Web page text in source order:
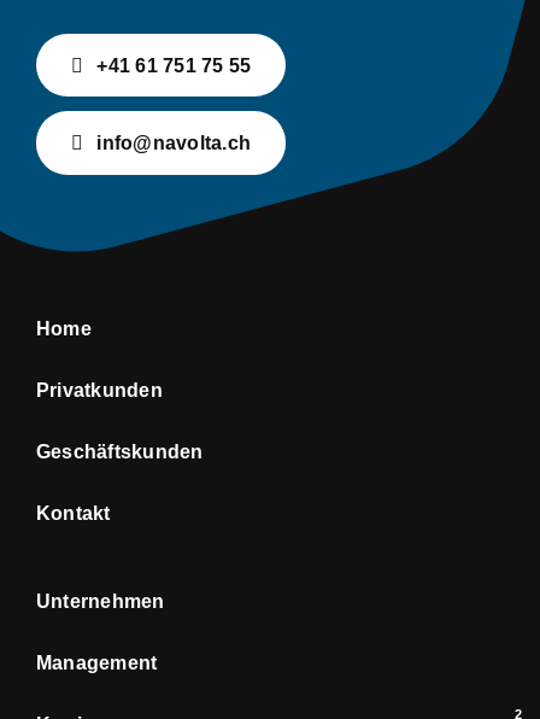
+41 61 751 75 55
info@navolta.ch
Home
Privatkunden
Geschäftskunden
Kontakt
Unternehmen
Management
2